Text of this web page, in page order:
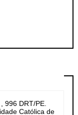
996 DRT/PE.
Católica de